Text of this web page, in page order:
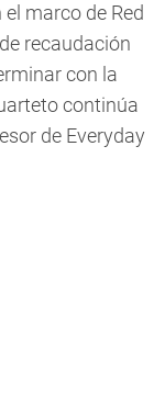
marco de Red
recaudación
con la
continúa
de Everyday